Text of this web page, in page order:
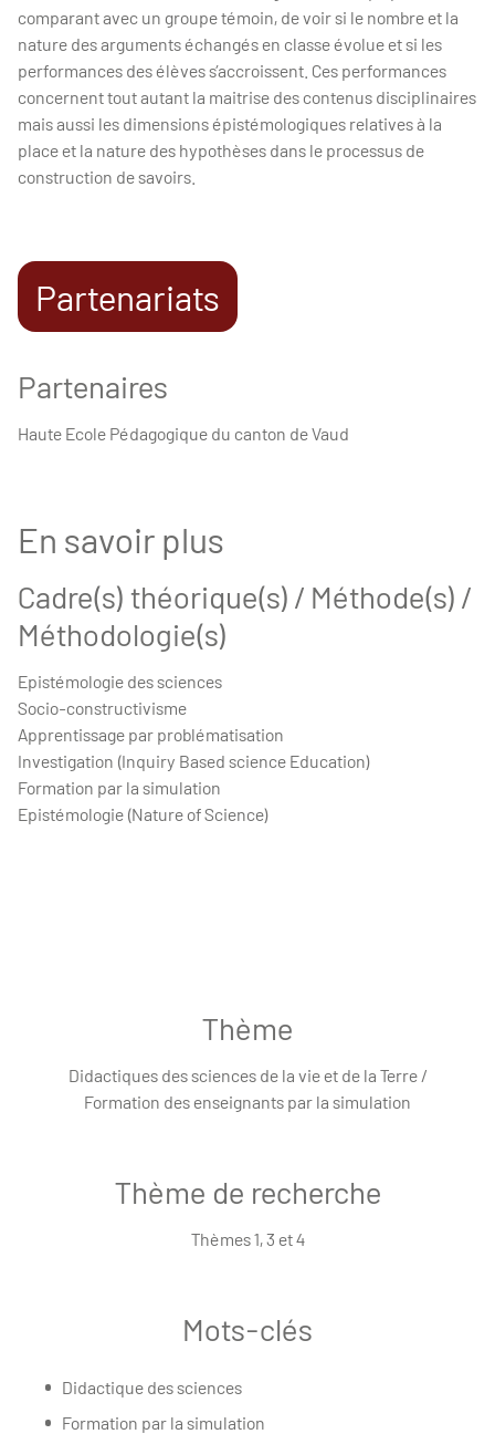
comparant avec un groupe témoin, de voir si le nombre et la
nature des arguments échangés en classe évolue et si les
performances des élèves s’accroissent. Ces performances
concernent tout autant la maitrise des contenus disciplinaires
mais aussi les dimensions épistémologiques relatives à la
place et la nature des hypothèses dans le processus de
construction de savoirs.
Partenariats
Partenaires
Haute Ecole Pédagogique du canton de Vaud
En savoir plus
Cadre(s) théorique(s) / Méthode(s) /
Méthodologie(s)
Epistémologie des sciences
Socio-constructivisme
Apprentissage par problématisation
Investigation (Inquiry Based science Education)
Formation par la simulation
Epistémologie (Nature of Science)
Thème
Didactiques des sciences de la vie et de la Terre /
Formation des enseignants par la simulation
Thème de recherche
Thèmes 1, 3 et 4
Mots-clés
Didactique des sciences
Formation par la simulation